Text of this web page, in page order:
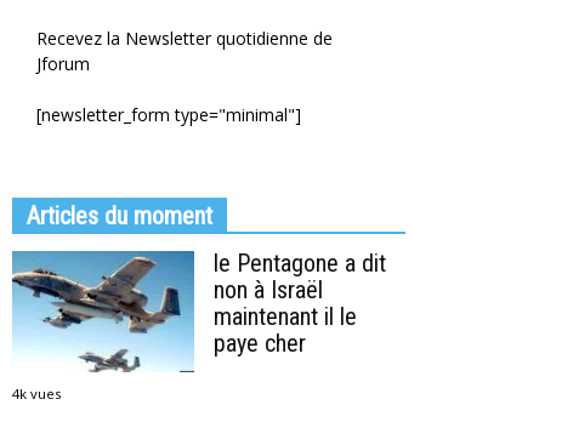
Recevez la Newsletter quotidienne de
Jforum
[newsletter_form type="minimal"]
Articles du moment
le Pentagone a dit
non à Israël
maintenant il le
paye cher
4k vues